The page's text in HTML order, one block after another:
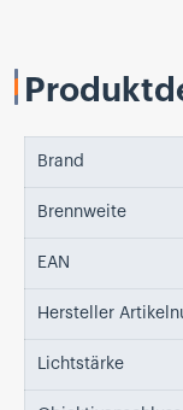
Brand
Brennweite
EAN
Hersteller
Lichtstärke